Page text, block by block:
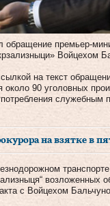
обращение премьер-
Войцехом
на текст
90 уголовных
на взятке в
возложенных
с Войцехом